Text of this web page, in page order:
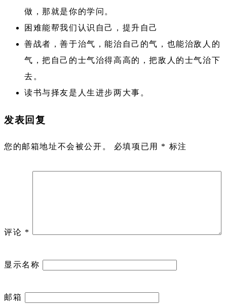
做，那就是你的学问。
困难能帮我们认识自己，提升自己
善战者，善于治气，能治自己的气，也能治敌人的
气，把自己的士气治得高高的，把敌人的士气治下
去。
读书与择友是人生进步两大事。
发表回复
您的邮箱地址不会被公开。 必填项已用 * 标注
评论 *
显示名称
邮箱